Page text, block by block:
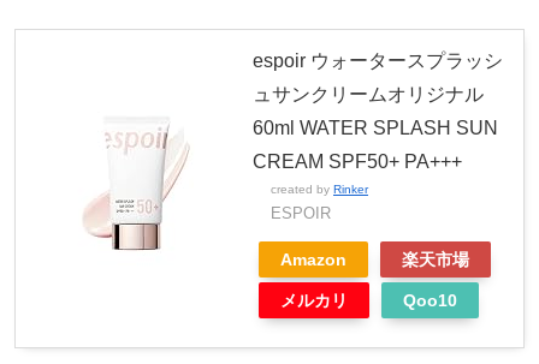
espoir ウォータースプラッシ
ュサンクリームオリジナル
60ml WATER SPLASH SUN
CREAM SPF50+ PA+++
created by Rinker
ESPOIR
Amazon 楽天市場
メルカリ Qoo10